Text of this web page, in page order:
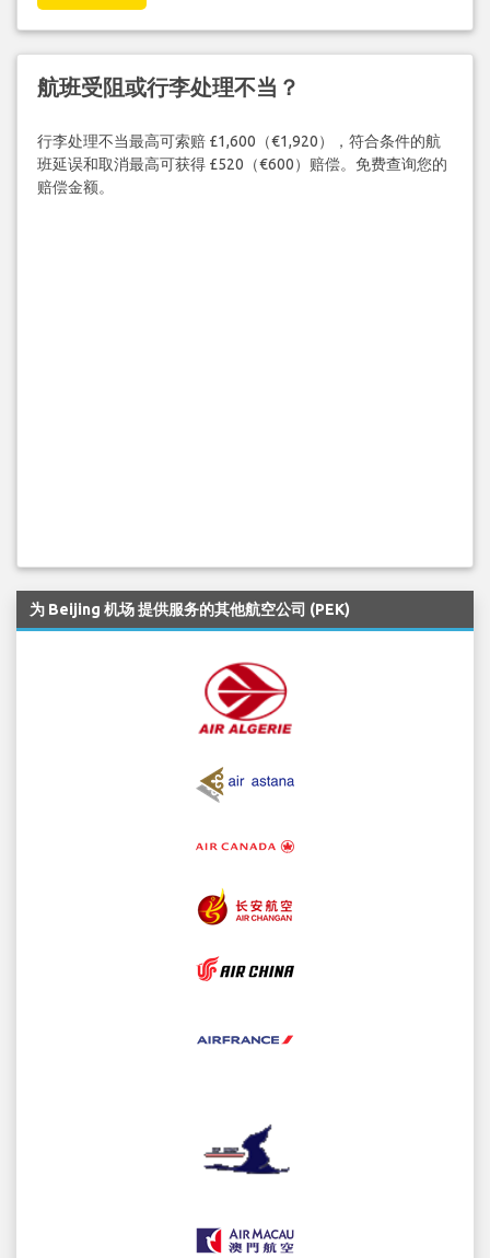
航班受阻或行李处理不当？
行李处理不当最高可索赔 £1,600（€1,920），符合条件的航
班延误和取消最高可获得 £520（€600）赔偿。免费查询您的
赔偿金额。
为 Beijing 机场 提供服务的其他航空公司 (PEK)